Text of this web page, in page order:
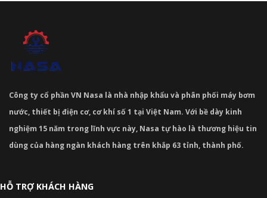
Công ty cổ phần VN Nasa là nhà nhập khẩu và phân phối máy bơm
nước, thiết bị điện cơ, cơ khí số 1 tại Việt Nam. Với bề dày kinh
nghiệm 15 năm trong lĩnh vực này, Nasa tự hào là thương hiệu tin
dùng của hàng ngàn khách hàng trên khắp 63 tỉnh, thành phố.
HỖ TRỢ KHÁCH HÀNG